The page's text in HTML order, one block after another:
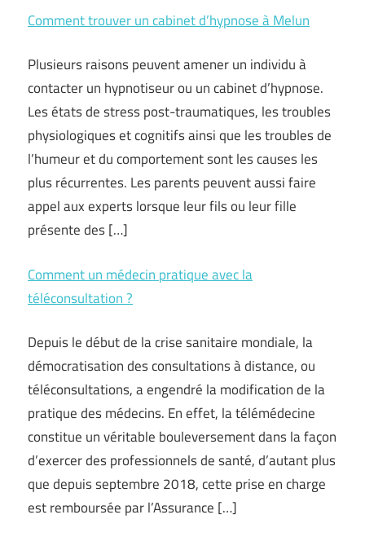
Comment trouver un cabinet d’hypnose à Melun
Plusieurs raisons peuvent amener un individu à
contacter un hypnotiseur ou un cabinet d’hypnose.
Les états de stress post-traumatiques, les troubles
physiologiques et cognitifs ainsi que les troubles de
l’humeur et du comportement sont les causes les
plus récurrentes. Les parents peuvent aussi faire
appel aux experts lorsque leur fils ou leur fille
présente des […]
Comment un médecin pratique avec la
téléconsultation ?
Depuis le début de la crise sanitaire mondiale, la
démocratisation des consultations à distance, ou
téléconsultations, a engendré la modification de la
pratique des médecins. En effet, la télémédecine
constitue un véritable bouleversement dans la façon
d’exercer des professionnels de santé, d’autant plus
que depuis septembre 2018, cette prise en charge
est remboursée par l’Assurance […]